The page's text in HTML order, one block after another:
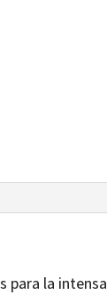
para la intensa